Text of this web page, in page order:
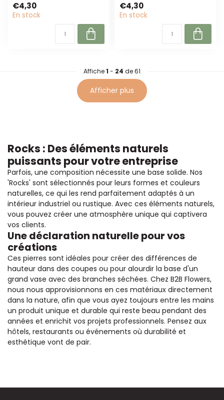
€4,30
En stock
...
€4,30
En stock
Affiche1 - 24 de 61
Afficher plus
Rocks : Des éléments naturels
puissants pour votre entreprise
Parfois, une composition nécessite une base solide. Nos
'Rocks' sont sélectionnés pour leurs formes et couleurs
naturelles, ce qui les rend parfaitement adaptés à un
intérieur industriel ou rustique. Avec ces éléments naturels,
vous pouvez créer une atmosphère unique qui captivera
vos clients.
Une déclaration naturelle pour vos
créations
Ces pierres sont idéales pour créer des différences de
hauteur dans des coupes ou pour alourdir la base d'un
grand vase avec des branches séchées. Chez B2B Flowers,
nous nous approvisionnons en ces matériaux directement
dans la nature, afin que vous ayez toujours entre les mains
un produit unique et durable qui reste beau pendant des
années et enrichit vos projets professionnels. Pensez aux
hôtels, restaurants ou événements où durabilité et
esthétique vont de pair.